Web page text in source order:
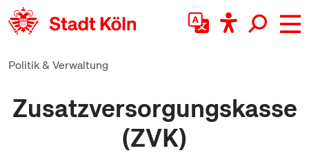
zum Inhalt springen
Politik & Verwaltung
Zusatzversorgungskasse
(ZVK)